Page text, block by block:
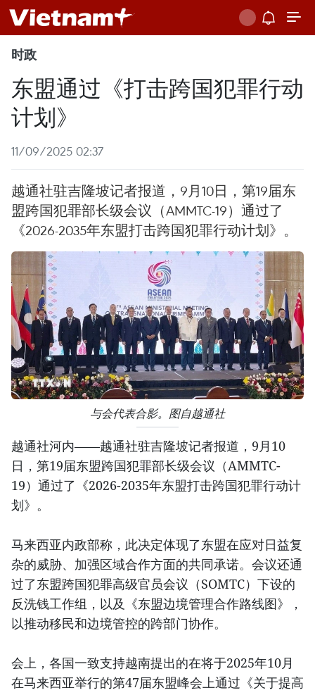
时政
东盟通过《打击跨国犯罪行动
计划》
11/09/2025 02:37
越通社驻吉隆坡记者报道，9月10日，第19届东
盟跨国犯罪部长级会议（AMMTC-19）通过了
《2026-2035年东盟打击跨国犯罪行动计划》。
与会代表合影。图自越通社
越通社河内——越通社驻吉隆坡记者报道，9月10
日，第19届东盟跨国犯罪部长级会议（AMMTC-
19）通过了《2026-2035年东盟打击跨国犯罪行动计
划》。
马来西亚内政部称，此决定体现了东盟在应对日益复
杂的威胁、加强区域合作方面的共同承诺。会议还通
过了东盟跨国犯罪高级官员会议（SOMTC）下设的
反洗钱工作组，以及《东盟边境管理合作路线图》，
以推动移民和边境管控的跨部门协作。
会上，各国一致支持越南提出的在将于2025年10月
在马来西亚举行的第47届东盟峰会上通过《关于提高